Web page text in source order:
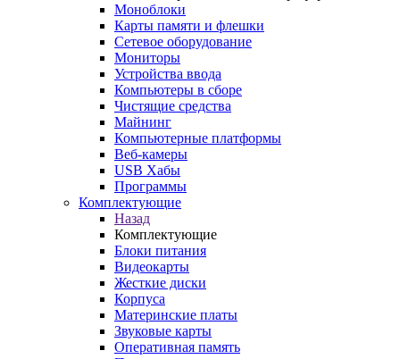
Моноблоки
Карты памяти и флешки
Сетевое оборудование
Мониторы
Устройства ввода
Компьютеры в сборе
Чистящие средства
Майнинг
Компьютерные платформы
Веб-камеры
USB Хабы
Программы
Комплектующие
Назад
Комплектующие
Блоки питания
Видеокарты
Жесткие диски
Корпуса
Материнские платы
Звуковые карты
Оперативная память